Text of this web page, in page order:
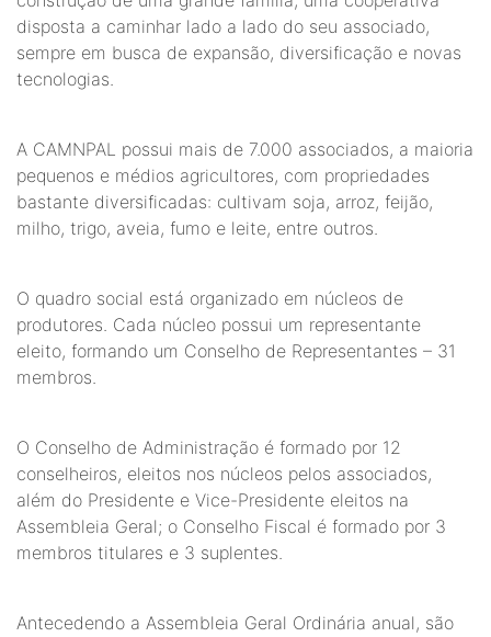
disposta a caminhar lado a lado do seu associado,
sempre em busca de expansão, diversificação e novas
tecnologias.
A CAMNPAL possui mais de 7.000 associados, a maioria
pequenos e médios agricultores, com propriedades
bastante diversificadas: cultivam soja, arroz, feijão,
milho, trigo, aveia, fumo e leite, entre outros.
O quadro social está organizado em núcleos de
produtores. Cada núcleo possui um representante
eleito, formando um Conselho de Representantes – 31
membros.
O Conselho de Administração é formado por 12
conselheiros, eleitos nos núcleos pelos associados,
além do Presidente e Vice-Presidente eleitos na
Assembleia Geral; o Conselho Fiscal é formado por 3
membros titulares e 3 suplentes.
Antecedendo a Assembleia Geral Ordinária anual, são